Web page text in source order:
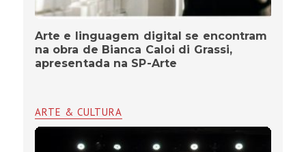
Arte e linguagem digital se encontram
na obra de Bianca Caloi di Grassi,
apresentada na SP-Arte
ARTE & CULTURA